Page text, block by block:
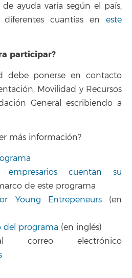
ayuda varía según el país,
cuantías en este
participar?
debe ponerse en contacto
Movilidad y Recursos
General escribiendo a
más información?
cuentan su
de este programa
Young Entrepeneurs(en
del programa (en inglés)
correo electrónico